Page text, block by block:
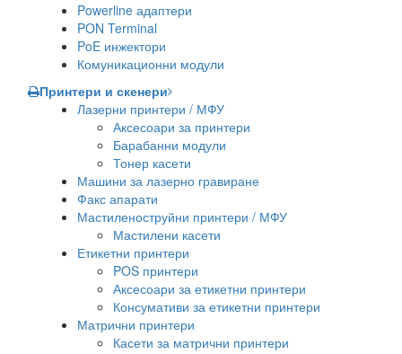
Powerline адаптери
PON Terminal
PoE инжектори
Комуникационни модули
Принтери и скенери
Лазерни принтери / МФУ
Аксесоари за принтери
Барабанни модули
Тонер касети
Машини за лазерно гравиране
Факс апарати
Мастиленоструйни принтери / МФУ
Мастилени касети
Етикетни принтери
POS принтери
Аксесоари за етикетни принтери
Консумативи за етикетни принтери
Матрични принтери
Касети за матрични принтери